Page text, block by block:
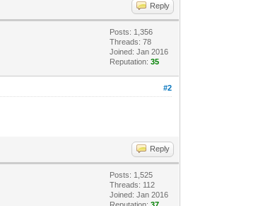
Reply
Posts: 1,356
Threads: 78
Joined: Jan 2016
Reputation:35
#2
Reply
Posts: 1,525
Threads: 112
Joined: Jan 2016